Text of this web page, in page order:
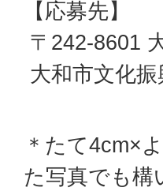
【応募先】
〒242-8601
大和市文化
＊たて4cm×
た写真でも構